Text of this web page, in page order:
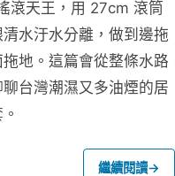
滾天王，用 27cm 滾筒
水汙水分離，做到邊拖
地。這篇會從整條水路
台灣潮濕又多油煙的居
繼續閱讀→